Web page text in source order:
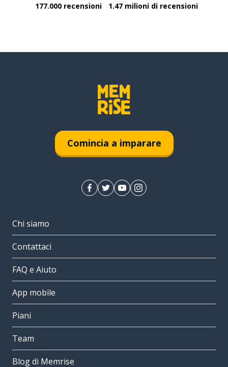
177.000 recensioni 1.47 milioni di recensioni
Comincia a imparare
Chi siamo
Contattaci
FAQ e Aiuto
App mobile
Piani
Team
Blog di Memrise